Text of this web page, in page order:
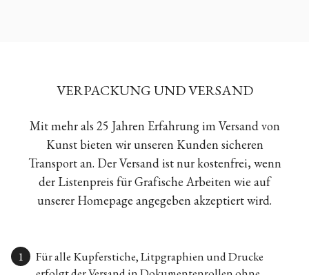
VERPACKUNG UND VERSAND
Mit mehr als 25 Jahren Erfahrung im Versand von
Kunst bieten wir unseren Kunden sicheren
Transport an. Der Versand ist nur kostenfrei, wenn
der Listenpreis für Grafische Arbeiten wie auf
unserer Homepage angegeben akzeptiert wird.
Für alle Kupferstiche, Litpgraphien und Drucke